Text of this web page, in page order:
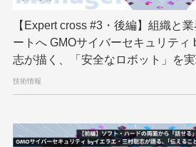
映像クリエイター 暗号
機械学習 決済 生成AI
研究開発 耐量子暗号 脆
【Expert cross #3・後編】組織と
ートへ GMOサイバーセキュリティ
志が描く、「安全なロボット」を
技術情報